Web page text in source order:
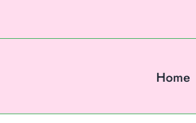
Home